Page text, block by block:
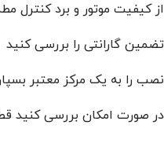
از کیفیت موتور و برد کنترل
تضمین گارانتی را بررسی کنید
نصب را به یک مرکز معتبر
در صورت امکان بررسی کنید